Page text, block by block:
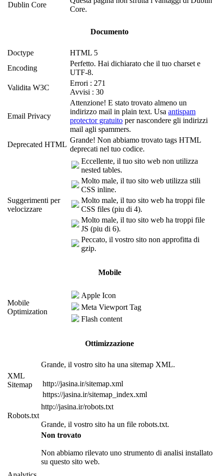
Dublin Core
Core.
Documento
Doctype
HTML 5
Encoding
Perfetto. Hai dichiarato che il tuo charset e
UTF-8.
Validita W3C
Errori : 271
Avvisi : 30
Email Privacy
Attenzione! E stato trovato almeno un
indirizzo mail in plain text. Usa antispam
protector gratuito per nascondere gli indirizzi
mail agli spammers.
Deprecated HTML
Grande! Non abbiamo trovato tags HTML
deprecati nel tuo codice.
Suggerimenti per
velocizzare
Eccellente, il tuo sito web non utilizza
nested tables.
Molto male, il tuo sito web utilizza stili
CSS inline.
Molto male, il tuo sito web ha troppi file
CSS files (piu di 4).
Molto male, il tuo sito web ha troppi file
JS (piu di 6).
Peccato, il vostro sito non approfitta di
gzip.
Mobile
Mobile
Optimization
Apple Icon
Meta Viewport Tag
Flash content
Ottimizzazione
XML
Sitemap
Grande, il vostro sito ha una sitemap XML.
http://jasina.ir/sitemap.xml
https://jasina.ir/sitemap_index.xml
Robots.txt
http://jasina.ir/robots.txt
Grande, il vostro sito ha un file robots.txt.
Non trovato
Non abbiamo rilevato uno strumento di analisi installato
su questo sito web.